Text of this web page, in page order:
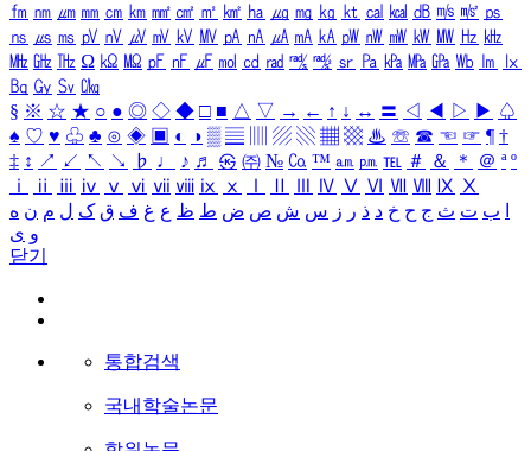
㎙ ㎚ ㎛ ㎜ ㎝ ㎞ ㎟ ㎠ ㎡ ㎢ ㏊ ㎍ ㎎ ㎏ ㏏ ㎈ ㎉ ㏈ ㎧ ㎨ ㎰
㎱ ㎲ ㎳ ㎴ ㎵ ㎶ ㎷ ㎸ ㎹ ㎀ ㎁ ㎂ ㎃ ㎄ ㎺ ㎻ ㎽ ㎾ ㎿ ㎐ ㎑
㎒ ㎓ ㎔ Ω ㏀ ㏁ ㎊ ㎋ ㎌ ㏖ ㏅ ㎭ ㎮ ㎯ ㏛ ㎩ ㎪ ㎫ ㎬ ㏝ ㏐
㏓
㏃ ㏉ ㏜ ㏆
§ ※ ☆ ★ ○ ● ◎ ◇ ◆ □ ■ △ ▽ → ← ↑ ↓ ↔ 〓 ◁ ◀ ▷ ▶ ♤
♠ ♡ ♥ ♧ ♣ ⊙ ◈ ▣ ◐ ◑ ▒ ▤ ▨ ▧ ▦ ▩ ♨ ☏ ☎ ☜ ☞ ¶ †
‡ ↕ ↗ ↙ ↖ ↘ ♭ ♩ ♪ ♬ ㉿ ㈜ № ㏇ ™ ㏂ ㏘ ℡ ＃ ＆ ＊ ＠ ª º
ⅰ
ⅱ ⅲ ⅳ ⅴ ⅵ ⅶ ⅷ ⅸ ⅹ Ⅳ Ⅴ Ⅵ Ⅶ Ⅷ Ⅸ Ⅹ
ب ت ث ج ح خ د ذ ر ز س ش ص ض ط ظ ع غ ف ق ک ل م ن ه
و ی
닫기
통합검색
국내학술논문